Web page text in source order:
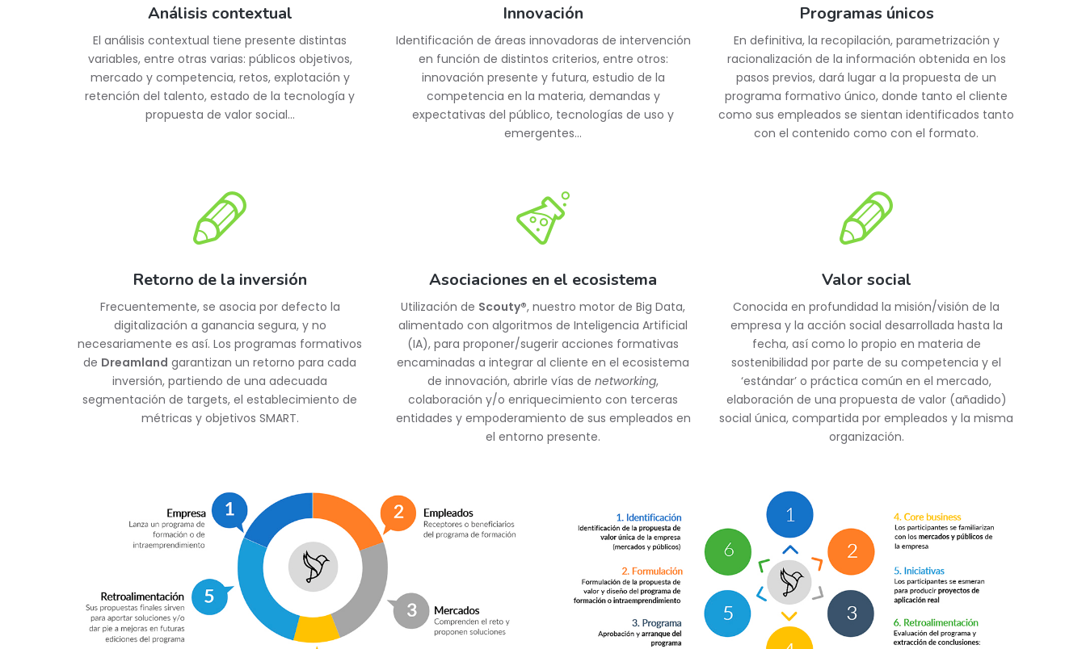
Análisis contextual
El análisis contextual tiene presente distintas
variables, entre otras varias: públicos objetivos,
mercado y competencia, retos, explotación y
retención del talento, estado de la tecnología y
propuesta de valor social…
Innovación
Identificación de áreas innovadoras de intervención
en función de distintos criterios, entre otros:
innovación presente y futura, estudio de la
competencia en la materia, demandas y
expectativas del público, tecnologías de uso y
emergentes…
Programas únicos
En definitiva, la recopilación, parametrización y
racionalización de la información obtenida en los
pasos previos, dará lugar a la propuesta de un
programa formativo único, donde tanto el cliente
como sus empleados se sientan identificados tanto
con el contenido como con el formato.
Retorno de la inversión
Frecuentemente, se asocia por defecto la
digitalización a ganancia segura, y no
necesariamente es así. Los programas formativos
de Dreamland garantizan un retorno para cada
inversión, partiendo de una adecuada
segmentación de targets, el establecimiento de
métricas y objetivos SMART.
Asociaciones en el ecosistema
Utilización de Scouty®, nuestro motor de Big Data,
alimentado con algoritmos de Inteligencia Artificial
(IA), para proponer/sugerir acciones formativas
encaminadas a integrar al cliente en el ecosistema
de innovación, abrirle vías de networking,
colaboración y/o enriquecimiento con terceras
entidades y empoderamiento de sus empleados en
el entorno presente.
Valor social
Conocida en profundidad la misión/visión de la
empresa y la acción social desarrollada hasta la
fecha, así como lo propio en materia de
sostenibilidad por parte de su competencia y el
‘estándar’ o práctica común en el mercado,
elaboración de una propuesta de valor (añadido)
social única, compartida por empleados y la misma
organización.